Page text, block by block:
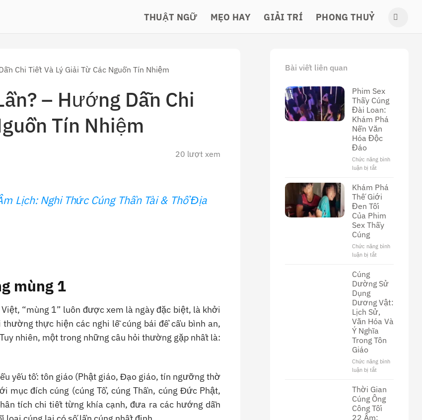
THUẬT NGỮ MẸO HAY GIẢI TRÍ PHONG THUỶ
Chi Tiết Và Lý Giải Từ Các Nguồn Tín Nhiệm
– Hướng Dẫn Chi
Tín Nhiệm
20 lượt xem
Lịch: Nghi Thức Cúng Thần Tài & Thổ Địa
mùng 1
“mùng 1” luôn được xem là ngày đặc biệt, là khởi
thực hiện các nghi lễ cúng bái để cầu bình an,
nhiên, một trong những câu hỏi thường gặp nhất là:
yếu tố: tôn giáo (Phật giáo, Đạo giáo, tín ngưỡng thờ
mục đích cúng (cúng Tổ, cúng Thần, cúng Đức Phật,
tích chi tiết từng khía cạnh, đưa ra các hướng dẫn
Bài viết liên quan
Phim Sex
Thầy Cúng
Đài Loan:
Khám Phá
Nền Văn
Hóa Độc
Đáo
Chức năng bình
luận bị tắt
Sex
Thầy
Cúng
Đài
Loan:
Khám
Nền
Khám Phá
Thế Giới
Đen Tối
Của Phim
Sex Thầy
Cúng
Chức năng bình
luận bị tắt
Thế
Giới
Tối
Của
Phim
Sex
Thầy
Cúng
Dường Sử
Dụng
Dương Vật:
Lịch Sử,
Văn Hóa Và
Ý Nghĩa
Trong Tôn
Giáo
Chức năng bình
luận bị tắt
Dường
Dụng
Dương
Thời Gian
Cúng Ông
Công Tối
22 Âm: